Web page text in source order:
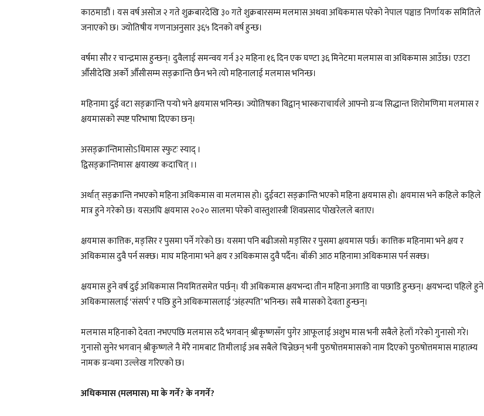
काठमाडौं । यस वर्ष असोज २ गते शुक्रबारदेखि ३० गते शुक्रबारसम्म मलमास अथवा अधिकमास परेको नेपाल पञ्चाङ निर्णायक समितिले
जनाएको छ। ज्योतिषीय गणनाअनुसार ३६५ दिनको वर्ष हुन्छ।
वर्षमा सौर र चान्द्रमास हुन्छन्। दुवैलाई समन्वय गर्न ३२ महिना १६ दिन एक घण्टा ३६ मिनेटमा मलमास वा अधिकमास आउँछ। एउटा
औँसीदेखि अर्को औँसीसम्म सङ्क्रान्ति छैन भने त्यो महिनालाई मलमास भनिन्छ।
महिनामा दुई वटा सङ्क्रान्ति पर्‍यो भने क्षयमास भनिन्छ। ज्योतिषका विद्वान् भास्कराचार्यले आफ्नो ग्रन्थ सिद्धान्त शिरोमणिमा मलमास र
क्षयमासको स्पष्ट परिभाषा दिएका छन्।
असङ्क्रान्तिमासोऽधिमासः स्फुटः स्याद् ।
द्विसङ्क्रान्तिमासः क्षयाख्यः कदाचित् ।।
अर्थात् सङ्क्रान्ति नभएको महिना अधिकमास वा मलमास हो। दुईवटा सङ्क्रान्ति भएको महिना क्षयमास हो। क्षयमास भने कहिले कहिले
मात्र हुने गरेको छ। यसअघि क्षयमास २०२० सालमा परेको वास्तुशास्त्री शिवप्रसाद पोखरेलले बताए।
क्षयमास कात्तिक, मङ्सिर र पुसमा पर्ने गरेको छ। यसमा पनि बढीजसो मङ्सिर र पुसमा क्षयमास पर्छ। कात्तिक महिनामा भने क्षय र
अधिकमास दुवै पर्न सक्छ। माघ महिनामा भने क्षय र अधिकमास दुवै पर्दैन। बाँकी आठ महिनामा अधिकमास पर्न सक्छ।
क्षयमास हुने वर्ष दुई अधिकमास नियमितसमेत पर्छन्। यी अधिकमास क्षयभन्दा तीन महिना अगाडि वा पछाडि हुन्छन्। क्षयभन्दा पहिले हुने
अधिकमासलाई ‘संसर्प’ र पछि हुने अधिकमासलाई ‘अंहस्पति’ भनिन्छ। सबै मासको देवता हुन्छन्।
मलमास महिनाको देवता नभएपछि मलमास रुदै भगवान् श्रीकृष्णसँग पुगेर आफूलाई अशुभ मास भनी सबैले हेलाँ गरेको गुनासो गरे।
गुनासो सुनेर भगवान् श्रीकृष्णले नै मेरै नामबाट तिमीलाई अब सबैले चिन्नेछन् भनी पुरुषोत्तममासको नाम दिएको पुरुषोत्तममास माहात्म्य
नामक ग्रन्थमा उल्लेख गरिएको छ।
अधिकमास (मलमास) मा के गर्ने? के नगर्ने?